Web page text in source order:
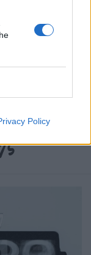
Policy